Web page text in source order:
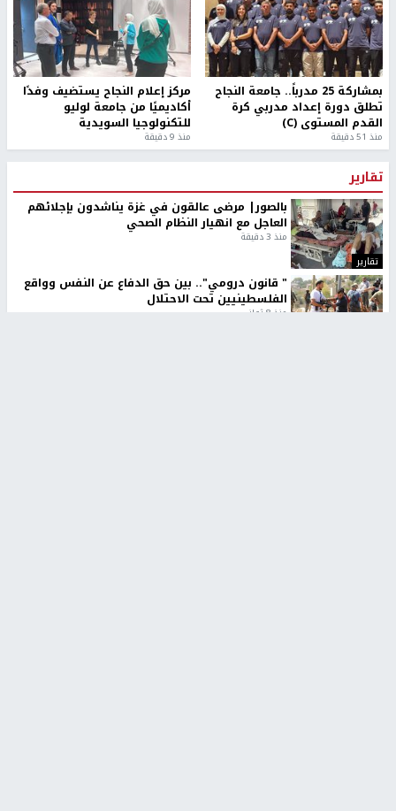
بمشاركة 25 مدرباً.. جامعة النجاح
تطلق دورة إعداد مدربي كرة
القدم المستوى (C)
منذ 51 دقيقة
مركز إعلام النجاح يستضيف وفدًا
أكاديميًا من جامعة لوليو
للتكنولوجيا السويدية
منذ 9 دقيقة
تقارير
تقارير
بالصور| مرضى عالقون في غزة يناشدون بإجلائهم
العاجل مع انهيار النظام الصحي
منذ 3 دقيقة
" قانون درومي".. بين حق الدفاع عن النفس وواقع
الفلسطينيين تحت الاحتلال
منذ 8 ثواني